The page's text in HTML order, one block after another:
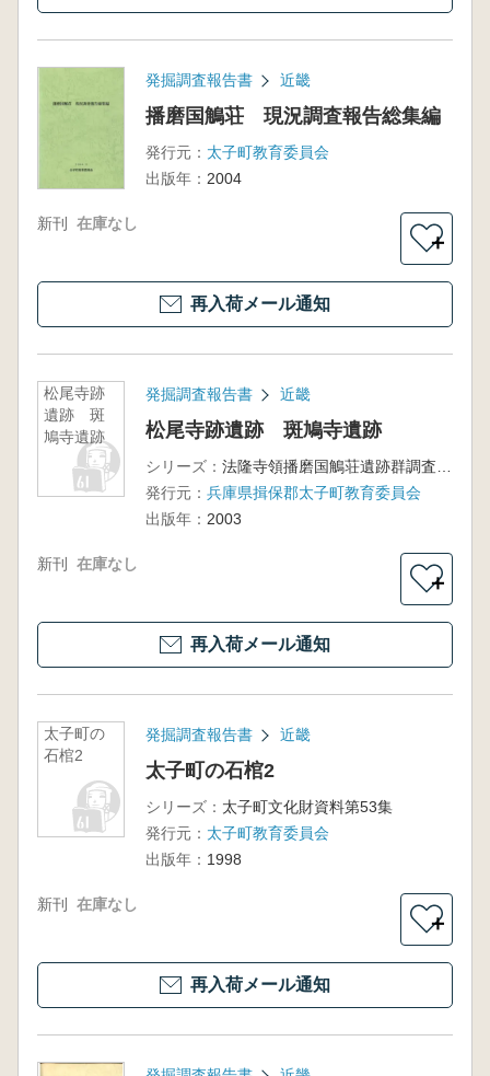
発掘調査報告書 近畿
播磨国鵤荘 現況調査報告総集編
発行元： 太子町教育委員会
出版年： 2004
新刊 在庫なし
＋
再入荷メール通知
松尾寺跡
遺跡 斑
鳩寺遺跡
発掘調査報告書 近畿
松尾寺跡遺跡 斑鳩寺遺跡
シリーズ：
発行元： 兵庫県揖保郡太子町教育委員会
出版年： 2003
新刊 在庫なし
＋
再入荷メール通知
太子町の
石棺2
発掘調査報告書 近畿
太子町の石棺2
シリーズ： 太子町文化財資料第53集
発行元： 太子町教育委員会
出版年： 1998
新刊 在庫なし
＋
再入荷メール通知